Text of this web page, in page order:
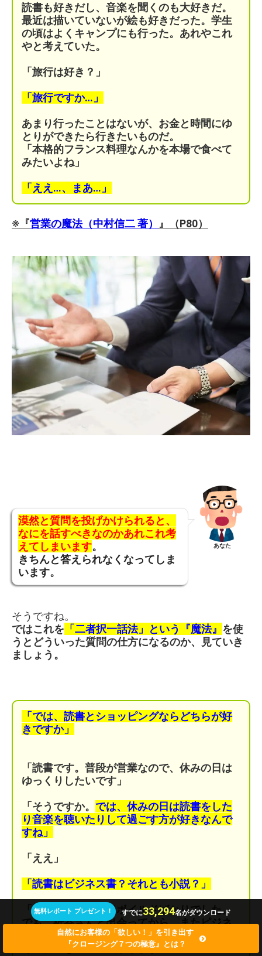
読書も好きだし、音楽を聞くのも大好きだ。
最近は描いていないが絵も好きだった。 学生
の頃はよくキャンプにも行った。 あれやこれ
やと考えていた。
「旅行は好き？」
「旅行ですか…」
あまり行ったことはないが、お金と時間にゆ
とりができたら行きたいものだ。
「本格的フランス料理なんかを本場で食べて
みたいよね」
「ええ…、まあ…」
※『営業の魔法（中村信二 著） 』（P80）
漠然と質問を投げかけられると、
なにを話すべきなのかあれこれ考
えてしまいます。
きちんと答えられなくなってしま
います。
あなた
そうですね。
ではこれを 「二者択一話法」という『魔法』 を使
うとどういった質問の仕方になるのか、見ていき
ましょう。
「では、読書とショッピングならどちらが好
きですか」
「読書です。普段が営業なので、休みの日は
ゆっくりしたいです」
「そうですか。 では、休みの日は読書をした
り音楽を聴いたりして過ごす方が好きなんで
すね」
「ええ」
「読書はビジネス書？それとも小説？」
「先日まではハードボイルドばかりでした。
でも、紙谷さんと出会ってから、またピジネ
ス書を読みあさっています。しかも、結構深
く理解できている気がします」
無料レポート プレゼント！ すでに33,294名がダウンロード
自然にお客様の「欲しい！」を引き出す
『クロージング７つの極意』とは？